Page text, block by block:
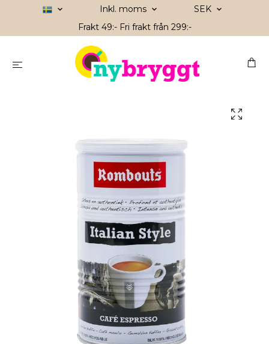
Inkl. moms
SEK
Frakt 49:- Fri frakt från 299:-